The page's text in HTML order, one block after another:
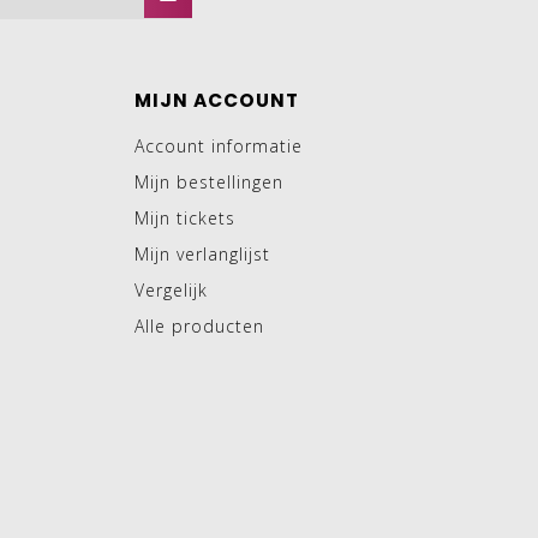
MIJN ACCOUNT
Account informatie
Mijn bestellingen
Mijn tickets
Mijn verlanglijst
Vergelijk
Alle producten